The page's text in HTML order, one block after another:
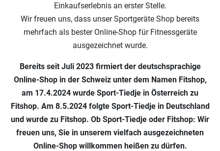
Einkaufserlebnis an erster Stelle.
Wir freuen uns, dass unser Sportgeräte Shop bereits
mehrfach als bester Online-Shop für Fitnessgeräte
ausgezeichnet wurde.
Bereits seit Juli 2023 firmiert der deutschsprachige
Online-Shop in der Schweiz unter dem Namen Fitshop,
am 17.4.2024 wurde Sport-Tiedje in Österreich zu
Fitshop. Am 8.5.2024 folgte Sport-Tiedje in Deutschland
und wurde zu Fitshop. Ob Sport-Tiedje oder Fitshop: Wir
freuen uns, Sie in unserem vielfach ausgezeichneten
Online-Shop willkommen heißen zu dürfen.